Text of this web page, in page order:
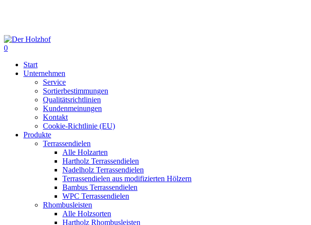
content
0
Start
Unternehmen
Service
Sortierbestimmungen
Qualitätsrichtlinien
Kundenmeinungen
Kontakt
Cookie-Richtlinie (EU)
Produkte
Terrassendielen
Alle Holzarten
Hartholz Terrassendielen
Nadelholz Terrassendielen
Terrassendielen aus modifizierten Hölzern
Bambus Terrassendielen
WPC Terrassendielen
Rhombusleisten
Alle Holzsorten
Hartholz Rhombusleisten